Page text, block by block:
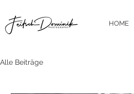
HOME
Alle Beiträge